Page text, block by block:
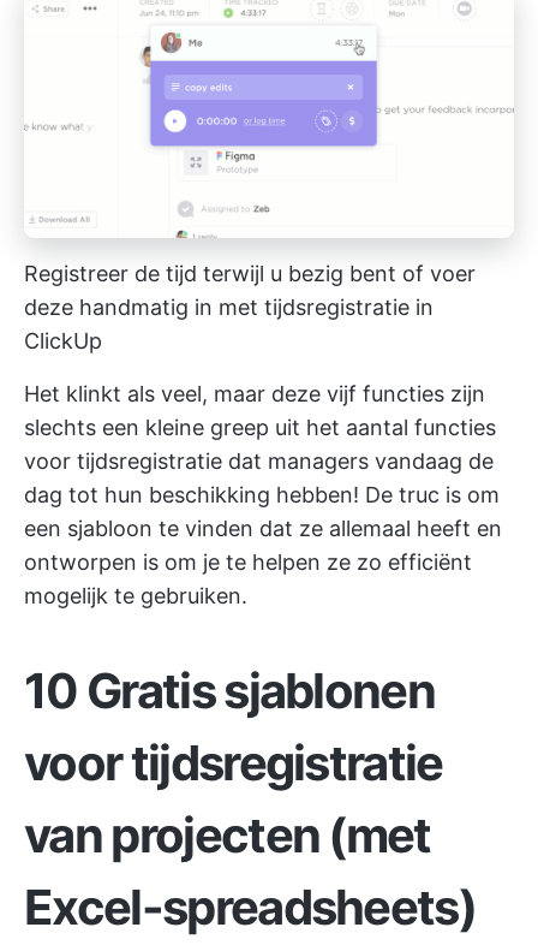
Registreer de tijd terwijl u bezig bent of voer
deze handmatig in met tijdsregistratie in
ClickUp
Het klinkt als veel, maar deze vijf functies zijn
slechts een kleine greep uit het aantal functies
voor tijdsregistratie dat managers vandaag de
dag tot hun beschikking hebben! De truc is om
een sjabloon te vinden dat ze allemaal heeft en
ontworpen is om je te helpen ze zo efficiënt
mogelijk te gebruiken.
10 Gratis sjablonen
voor tijdsregistratie
van projecten (met
Excel-spreadsheets)